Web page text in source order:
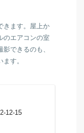
きます。屋上か
のエアコンの室
できるのも、
す。
12-15